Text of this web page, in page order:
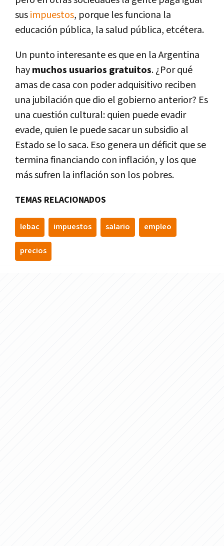
susimpuestos, porque les funciona la
educación pública, la salud pública, etcétera.
Un punto interesante es que en la Argentina
haymuchos usuarios gratuitos. ¿Por qué
amas de casa con poder adquisitivo reciben
una jubilación que dio el gobierno anterior? Es
una cuestión cultural: quien puede evadir
evade, quien le puede sacar un subsidio al
Estado se lo saca. Eso genera un déficit que se
termina financiando con inflación, y los que
más sufren la inflación son los pobres.
TEMAS RELACIONADOS
lebac impuestos salario empleo
precios